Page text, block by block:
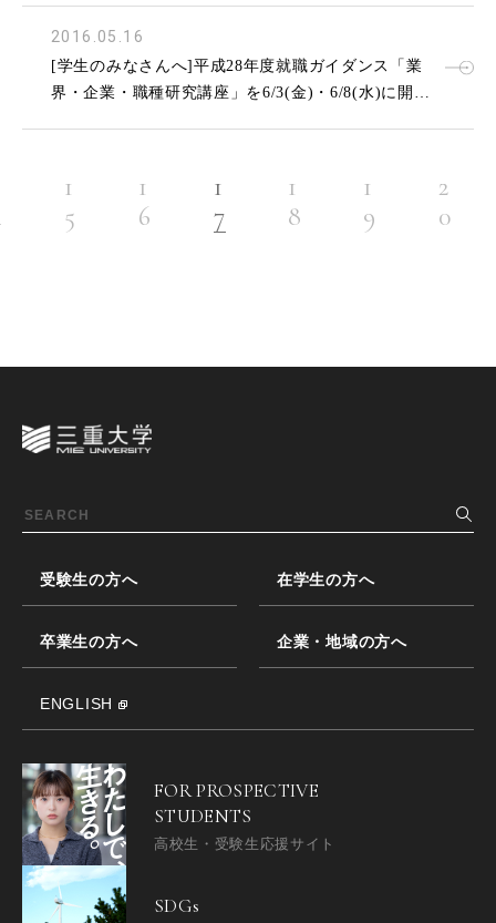
2016.05.16
[学生のみなさんへ]平成28年度就職ガイダンス「業
界・企業・職種研究講座」を6/3(金)・6/8(水)に開催
1
5
1
6
1
7
1
8
1
9
2
0
受験生の方へ 在学生の方へ
卒業生の方へ 企業・地域の方へ
ENGLISH
FOR PROSPECTIVE
STUDENTS
高校生・受験生応援サイト
SDGs